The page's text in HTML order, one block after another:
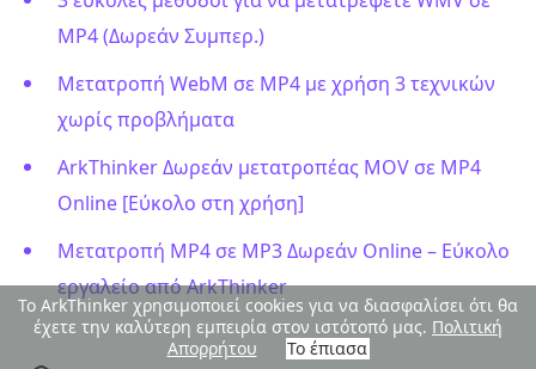
MP4 (Δωρεάν Συμπερ.)
Μετατροπή WebM σε MP4 με χρήση 3 τεχνικών
χωρίς προβλήματα
ArkThinker Δωρεάν μετατροπέας MOV σε MP4
Online [Εύκολο στη χρήση]
Μετατροπή MP4 σε MP3 Δωρεάν Online – Εύκολο
εργαλείο από ArkThinker
Το ArkThinker χρησιμοποιεί cookies για να διασφαλίσει ότι θα
έχετε την καλύτερη εμπειρία στον ιστότοπό μας. Πολιτική
Απορρήτου
Το έπιασα